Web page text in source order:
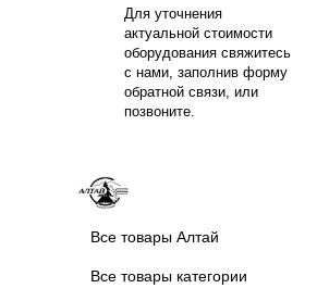
Для уточнения
актуальной стоимости
оборудования свяжитесь
с нами, заполнив форму
обратной связи, или
позвоните.
Все товары Алтай
Все товары категории